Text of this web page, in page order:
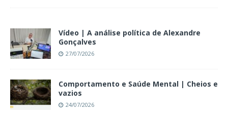
Vídeo | A análise política de Alexandre
Gonçalves
27/07/2026
Comportamento e Saúde Mental | Cheios e
vazios
24/07/2026